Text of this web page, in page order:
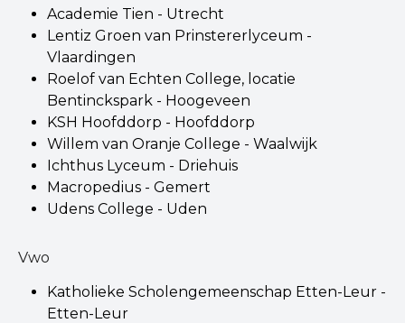
Academie Tien - Utrecht
Lentiz Groen van Prinstererlyceum -
Vlaardingen
Roelof van Echten College, locatie
Bentinckspark - Hoogeveen
KSH Hoofddorp - Hoofddorp
Willem van Oranje College - Waalwijk
Ichthus Lyceum - Driehuis
Macropedius - Gemert
Udens College - Uden
Vwo
Katholieke Scholengemeenschap Etten-Leur -
Etten-Leur